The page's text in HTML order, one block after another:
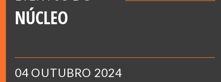
NÚCLEO
04 OUTUBRO 2024